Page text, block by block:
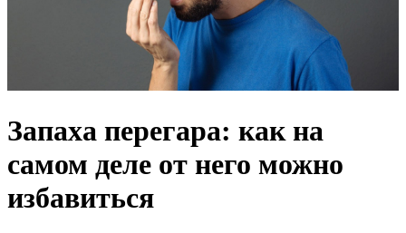
Запаха перегара: как на
самом деле от него можно
избавиться